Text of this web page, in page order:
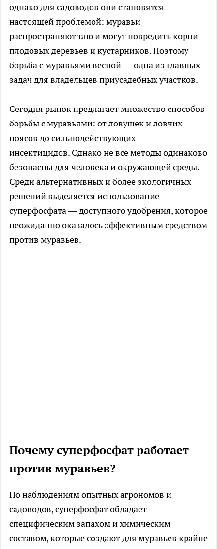
однако для садоводов они становятся
настоящей проблемой: муравьи
распространяют тлю и могут повредить корни
плодовых деревьев и кустарников. Поэтому
борьба с муравьями весной — одна из главных
задач для владельцев приусадебных участков.
Сегодня рынок предлагает множество способов
борьбы с муравьями: от ловушек и ловчих
поясов до сильнодействующих
инсектицидов. Однако не все методы одинаково
безопасны для человека и окружающей среды.
Среди альтернативных и более экологичных
решений выделяется использование
суперфосфата — доступного удобрения, которое
неожиданно оказалось эффективным средством
против муравьев.
Почему суперфосфат работает
против муравьев?
По наблюдениям опытных агрономов и
садоводов, суперфосфат обладает
специфическим запахом и химическим
составом, которые создают для муравьев крайне